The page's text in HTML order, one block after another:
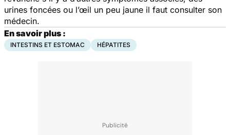
urines foncées ou l’œil un peu jaune il faut consulter son
médecin.
En savoir plus :
INTESTINS ET ESTOMAC HÉPATITES